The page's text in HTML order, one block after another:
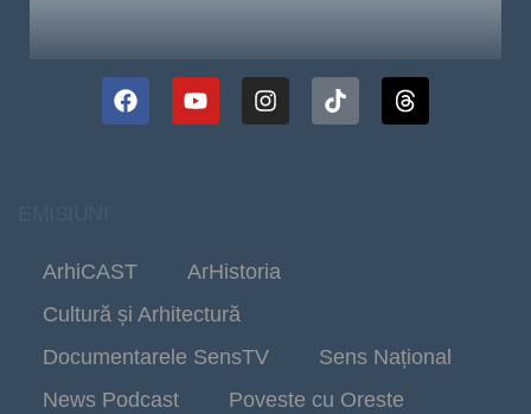
ArhiCAST
ArHistoria
Cultură și Arhitectură
Documentarele SensTV
Sens Național
News Podcast
Poveste cu Oreste